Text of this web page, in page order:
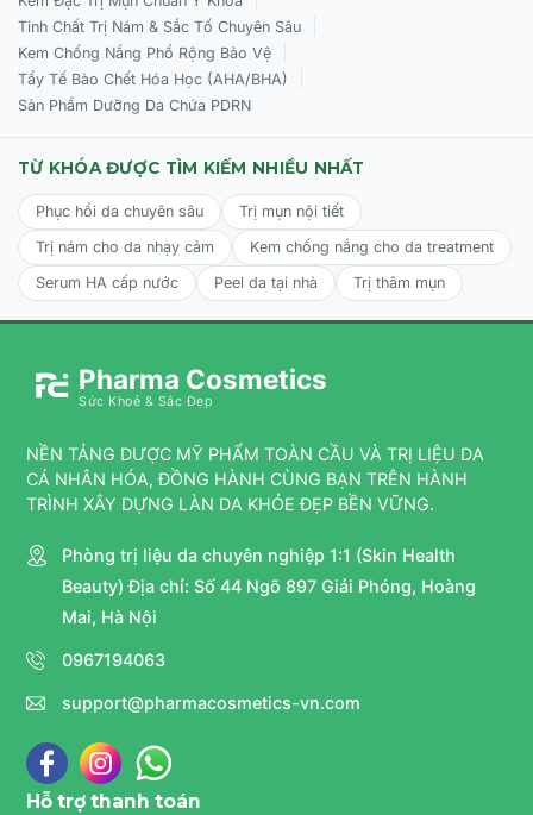
kết cấu da để dưỡng chất thẩm thấu hoàn toàn.
Tần suất:Sử dụng đều đặn 2 lần mỗi ngày (sáng và tối).
Có thể dùng làm lớp lót trước khi thoa kem chống nắng
hoặc trang điểm.
Tinh Chất Trị Nám & Sắc Tố Chuyên Sâu
Kem Chống Nắng Phổ Rộng Bảo Vệ
Tẩy Tế Bào Chết Hóa Học (AHA/BHA)
Sản Phẩm Dưỡng Da Chứa PDRN
TỪ KHÓA ĐƯỢC TÌM KIẾM NHIỀU NHẤT
Phục hồi da chuyên sâu
Trị mụn nội tiết
Trị nám cho da nhạy cảm
Kem chống nắng cho da treatment
Serum HA cấp nước
Peel da tại nhà Trị thâm mụn
Pharma Cosmetics
Sức Khoẻ & Sắc Đẹp
NỀN TẢNG DƯỢC MỸ PHẨM TOÀN CẦU VÀ TRỊ LIỆU DA
CÁ NHÂN HÓA, ĐỒNG HÀNH CÙNG BẠN TRÊN HÀNH
TRÌNH XÂY DỰNG LÀN DA KHỎE ĐẸP BỀN VỮNG.
Phòng trị liệu da chuyên nghiệp 1:1 (Skin Health
Beauty) Địa chỉ: Số 44 Ngõ 897 Giải Phóng, Hoàng
Mai, Hà Nội
0967194063
support@pharmacosmetics-vn.com
Hỗ trợ thanh toán